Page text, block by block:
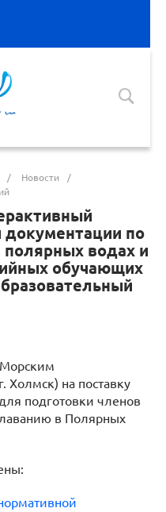
/ Новости
/
документации по
полярных водах и
обучающих
Холмск) на поставку
подготовки членов
в Полярных